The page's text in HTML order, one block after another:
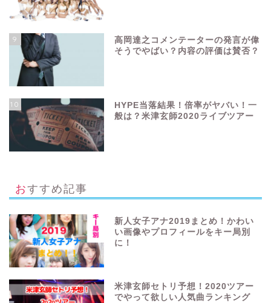
9
高岡達之コメンテーターの発言が偉
そうでやばい？内容の評価は賛否？
10
HYPE当落結果！倍率がヤバい！一
般は？米津玄師2020ライブツアー
おすすめ記事
新人女子アナ2019まとめ！かわい
い画像やプロフィールをキー局別
に！
米津玄師セトリ予想！2020ツアー
でやって欲しい人気曲ランキング